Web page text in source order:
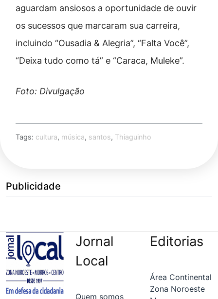
aguardam ansiosos a oportunidade de ouvir
os sucessos que marcaram sua carreira,
incluindo “Ousadia & Alegria”, “Falta Você”,
“Deixa tudo como tá” e “Caraca, Muleke”.
Foto: Divulgação
Tags: cultura, música, santos, Thiaguinho
Publicidade
Jornal
Local
Quem somos
Editorias
Área Continental
Zona Noroeste